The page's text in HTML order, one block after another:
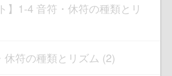
】1-4 音符・休符の種類とリ
休符の種類とリズム (2)